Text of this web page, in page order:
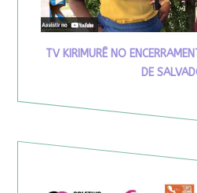
TV KIRIMURÊ NO
DE